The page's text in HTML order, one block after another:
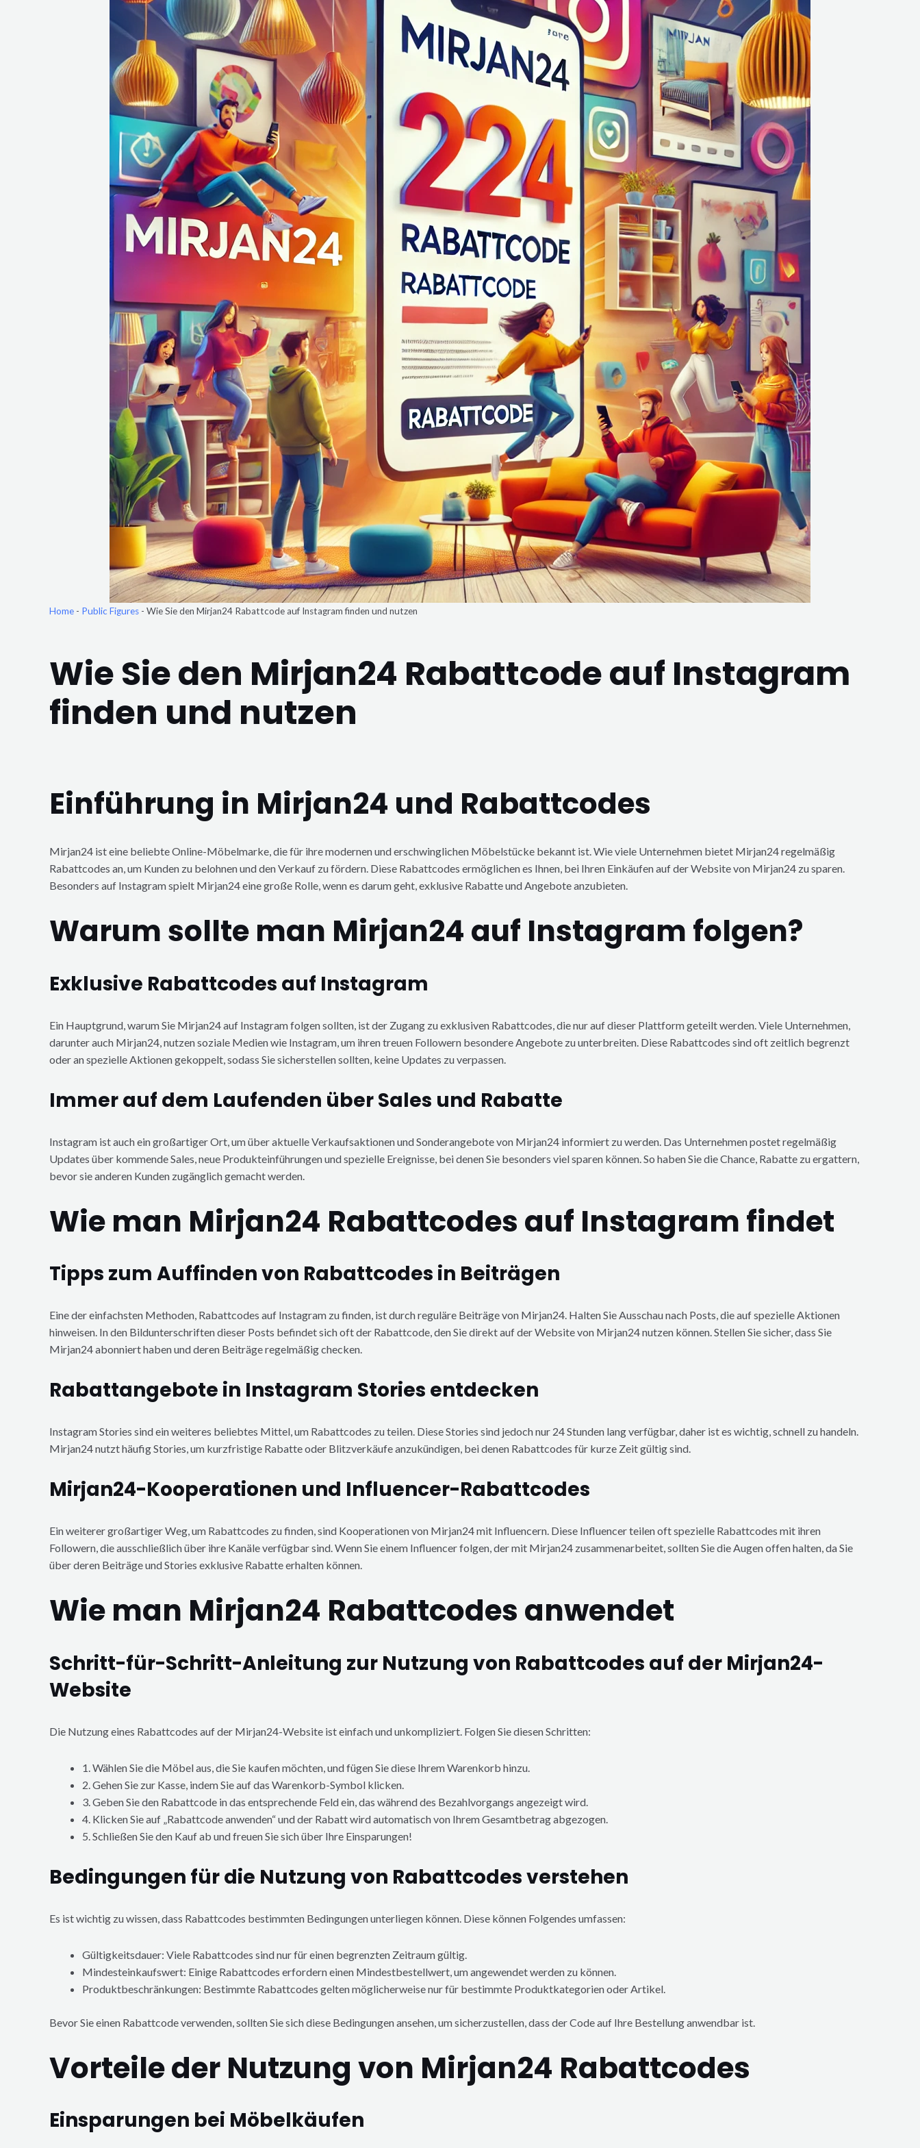
Home - Public Figures - Wie Sie den Mirjan24 Rabattcode auf Instagram finden und nutzen
Wie Sie den Mirjan24 Rabattcode auf Instagram
finden und nutzen
Einführung in Mirjan24 und Rabattcodes
Mirjan24 ist eine beliebte Online-Möbelmarke, die für ihre modernen und erschwinglichen Möbelstücke bekannt ist. Wie viele Unternehmen bietet Mirjan24 regelmäßig
Rabattcodes an, um Kunden zu belohnen und den Verkauf zu fördern. Diese Rabattcodes ermöglichen es Ihnen, bei Ihren Einkäufen auf der Website von Mirjan24 zu sparen.
Besonders auf Instagram spielt Mirjan24 eine große Rolle, wenn es darum geht, exklusive Rabatte und Angebote anzubieten.
Warum sollte man Mirjan24 auf Instagram folgen?
Exklusive Rabattcodes auf Instagram
Ein Hauptgrund, warum Sie Mirjan24 auf Instagram folgen sollten, ist der Zugang zu exklusiven Rabattcodes, die nur auf dieser Plattform geteilt werden. Viele Unternehmen,
darunter auch Mirjan24, nutzen soziale Medien wie Instagram, um ihren treuen Followern besondere Angebote zu unterbreiten. Diese Rabattcodes sind oft zeitlich begrenzt
oder an spezielle Aktionen gekoppelt, sodass Sie sicherstellen sollten, keine Updates zu verpassen.
Immer auf dem Laufenden über Sales und Rabatte
Instagram ist auch ein großartiger Ort, um über aktuelle Verkaufsaktionen und Sonderangebote von Mirjan24 informiert zu werden. Das Unternehmen postet regelmäßig
Updates über kommende Sales, neue Produkteinführungen und spezielle Ereignisse, bei denen Sie besonders viel sparen können. So haben Sie die Chance, Rabatte zu ergattern,
bevor sie anderen Kunden zugänglich gemacht werden.
Wie man Mirjan24 Rabattcodes auf Instagram findet
Tipps zum Auffinden von Rabattcodes in Beiträgen
Eine der einfachsten Methoden, Rabattcodes auf Instagram zu finden, ist durch reguläre Beiträge von Mirjan24. Halten Sie Ausschau nach Posts, die auf spezielle Aktionen
hinweisen. In den Bildunterschriften dieser Posts befindet sich oft der Rabattcode, den Sie direkt auf der Website von Mirjan24 nutzen können. Stellen Sie sicher, dass Sie
Mirjan24 abonniert haben und deren Beiträge regelmäßig checken.
Rabattangebote in Instagram Stories entdecken
Instagram Stories sind ein weiteres beliebtes Mittel, um Rabattcodes zu teilen. Diese Stories sind jedoch nur 24 Stunden lang verfügbar, daher ist es wichtig, schnell zu handeln.
Mirjan24 nutzt häufig Stories, um kurzfristige Rabatte oder Blitzverkäufe anzukündigen, bei denen Rabattcodes für kurze Zeit gültig sind.
Mirjan24-Kooperationen und Influencer-Rabattcodes
Ein weiterer großartiger Weg, um Rabattcodes zu finden, sind Kooperationen von Mirjan24 mit Influencern. Diese Influencer teilen oft spezielle Rabattcodes mit ihren
Followern, die ausschließlich über ihre Kanäle verfügbar sind. Wenn Sie einem Influencer folgen, der mit Mirjan24 zusammenarbeitet, sollten Sie die Augen offen halten, da Sie
über deren Beiträge und Stories exklusive Rabatte erhalten können.
Wie man Mirjan24 Rabattcodes anwendet
Schritt-für-Schritt-Anleitung zur Nutzung von Rabattcodes auf der Mirjan24-
Website
Die Nutzung eines Rabattcodes auf der Mirjan24-Website ist einfach und unkompliziert. Folgen Sie diesen Schritten:
1. Wählen Sie die Möbel aus, die Sie kaufen möchten, und fügen Sie diese Ihrem Warenkorb hinzu.
2. Gehen Sie zur Kasse, indem Sie auf das Warenkorb-Symbol klicken.
3. Geben Sie den Rabattcode in das entsprechende Feld ein, das während des Bezahlvorgangs angezeigt wird.
4. Klicken Sie auf „Rabattcode anwenden“ und der Rabatt wird automatisch von Ihrem Gesamtbetrag abgezogen.
5. Schließen Sie den Kauf ab und freuen Sie sich über Ihre Einsparungen!
Bedingungen für die Nutzung von Rabattcodes verstehen
Es ist wichtig zu wissen, dass Rabattcodes bestimmten Bedingungen unterliegen können. Diese können Folgendes umfassen:
Gültigkeitsdauer: Viele Rabattcodes sind nur für einen begrenzten Zeitraum gültig.
Mindesteinkaufswert: Einige Rabattcodes erfordern einen Mindestbestellwert, um angewendet werden zu können.
Produktbeschränkungen: Bestimmte Rabattcodes gelten möglicherweise nur für bestimmte Produktkategorien oder Artikel.
Bevor Sie einen Rabattcode verwenden, sollten Sie sich diese Bedingungen ansehen, um sicherzustellen, dass der Code auf Ihre Bestellung anwendbar ist.
Vorteile der Nutzung von Mirjan24 Rabattcodes
Einsparungen bei Möbelkäufen